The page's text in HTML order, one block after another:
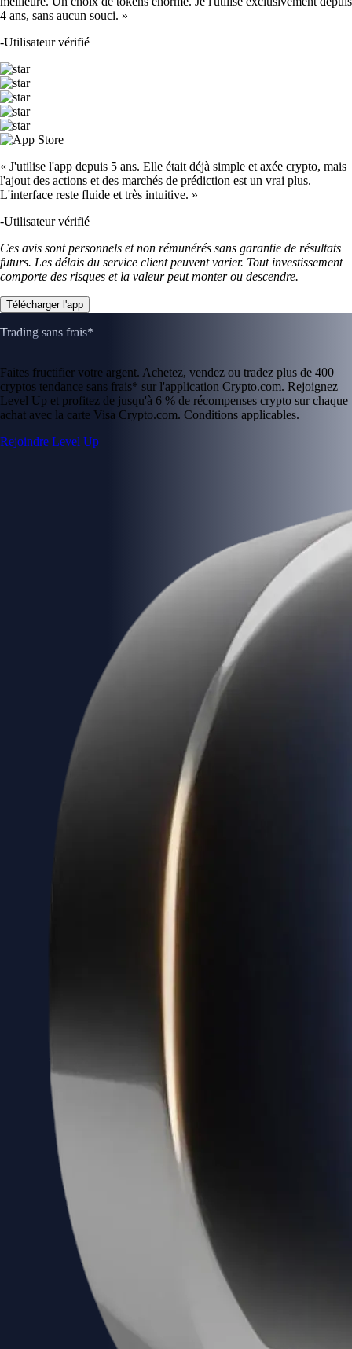
4 ans, sans aucun souci. »
-Utilisateur vérifié
« J'utilise l'app depuis 5 ans. Elle était déjà simple et axée crypto, mais
l'ajout des actions et des marchés de prédiction est un vrai plus.
L'interface reste fluide et très intuitive. »
-Utilisateur vérifié
Ces avis sont personnels et non rémunérés sans garantie de résultats
futurs. Les délais du service client peuvent varier. Tout investissement
comporte des risques et la valeur peut monter ou descendre.
Télécharger l'app
Trading sans frais*
Faites fructifier votre argent. Achetez, vendez ou tradez plus de 400
cryptos tendance sans frais* sur l'application Crypto.com. Rejoignez
Level Up et profitez de jusqu'à 6 % de récompenses crypto sur chaque
achat avec la carte Visa Crypto.com. Conditions applicables.
Rejoindre Level Up